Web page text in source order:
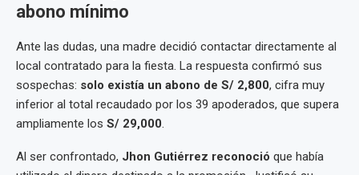
abono mínimo
Ante las dudas, una madre decidió contactar directamente al
local contratado para la fiesta. La respuesta confirmó sus
sospechas: solo existía un abono de S/ 2,800, cifra muy
inferior al total recaudado por los 39 apoderados, que supera
ampliamente los S/ 29,000
Al ser confrontado, Jhon Gutiérrez reconoció que había